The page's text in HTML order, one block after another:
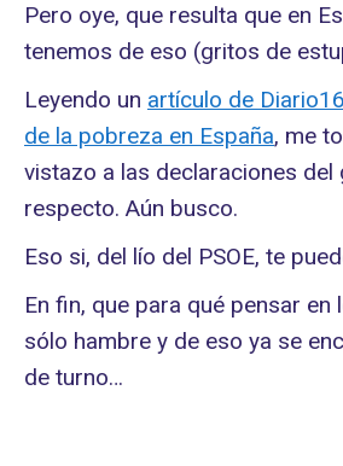
Pero oye, que resulta que en
tenemos de eso (gritos de
Leyendo un artículo de
de la pobreza en España, me
vistazo a las declaraciones del
respecto. Aún busco.
Eso si, del lío del PSOE, te
En fin, que para qué pensar en
sólo hambre y de eso ya se
de turno…